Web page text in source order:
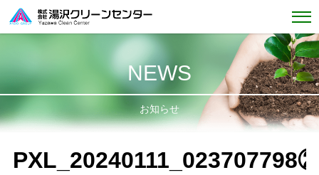
NEWS
お知らせ